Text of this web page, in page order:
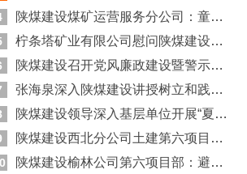
陕煤建设煤矿运营服务分公司：童心相伴共度盛夏 亲情关
柠条塔矿业有限公司慰问陕煤建设铜煤公司项目部
陕煤建设召开党风廉政建设暨警示教育会议、2026年半年
张海泉深入陕煤建设讲授树立和践行正确政绩观专题党课
陕煤建设领导深入基层单位开展“夏送清凉”慰问活动
陕煤建设西北分公司土建第六项目部：战高温、斗酷暑、保
陕煤建设榆林公司第六项目部：避开高温“烤”验 护航项